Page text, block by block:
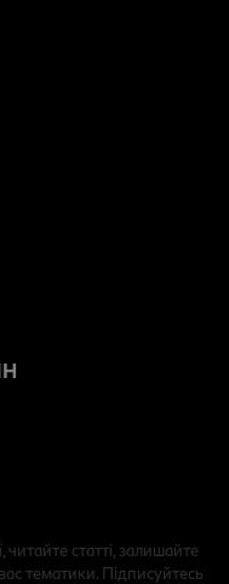
читайте статті, залишайте
тематики. Підписуйтесь